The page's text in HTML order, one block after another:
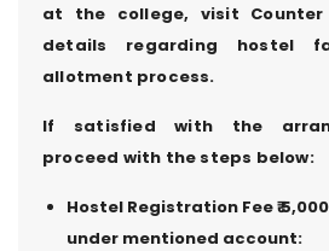
at the college, visit
details regarding hostel
allotment process.
If satisfied with the
proceed with the steps below:
Hostel Registration Fee ₹
under mentioned account: